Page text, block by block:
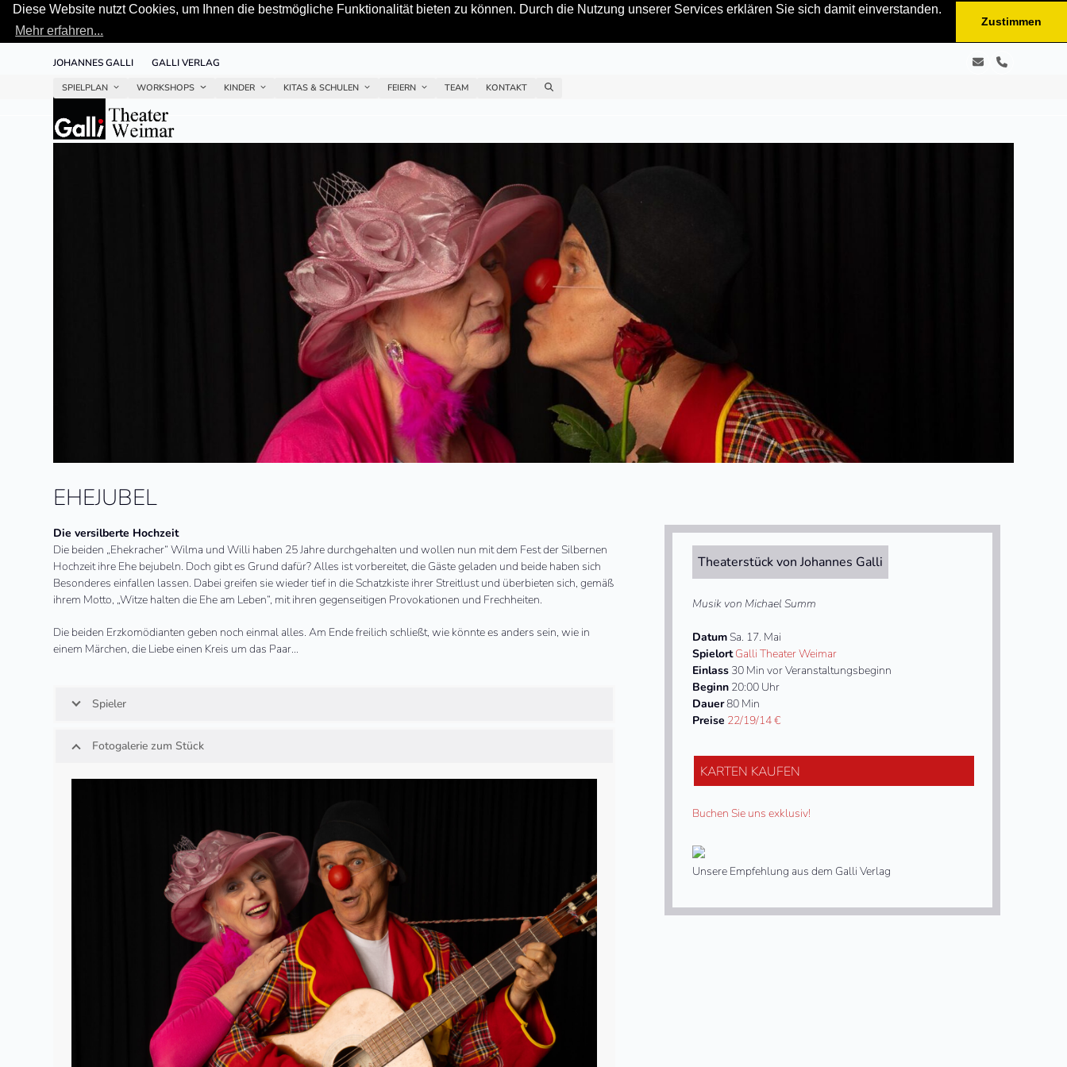
Diese Website nutzt Cookies, um Ihnen die bestmögliche Funktionalität bieten zu können. Durch die Nutzung unserer Services erklären Sie sich damit einverstanden.
Mehr erfahren...
Zustimmen
JOHANNES GALLI GALLI VERLAG E- Telefon
SPIELPLAN WORKSHOPS KINDER KITAS & SCHULEN FEIERN TEAM KONTAKT
EHEJUBEL
Die versilberte Hochzeit
Die beiden „Ehekracher“ Wilma und Willi haben 25 Jahre durchgehalten und wollen nun mit dem Fest der Silbernen
Hochzeit ihre Ehe bejubeln. Doch gibt es Grund dafür? Alles ist vorbereitet, die Gäste geladen und beide haben sich
Besonderes einfallen lassen. Dabei greifen sie wieder tief in die Schatzkiste ihrer Streitlust und überbieten sich, gemäß
ihrem Motto, „Witze halten die Ehe am Leben“, mit ihren gegenseitigen Provokationen und Frechheiten.
Die beiden Erzkomödianten geben noch einmal alles. Am Ende freilich schließt, wie könnte es anders sein, wie in
einem Märchen, die Liebe einen Kreis um das Paar…
Spieler
Fotogalerie zum Stück
Theaterstück von Johannes Galli
Musik von Michael Summ
DatumSa. 17. Mai
Spielort Galli Theater Weimar
Einlass 30 Min vor Veranstaltungsbeginn
Beginn 20:00 Uhr
Dauer80 Min
Preise 22/19/14 €
KARTEN KAUFEN
Buchen Sie uns exklusiv!
Unsere Empfehlung aus dem Galli Verlag